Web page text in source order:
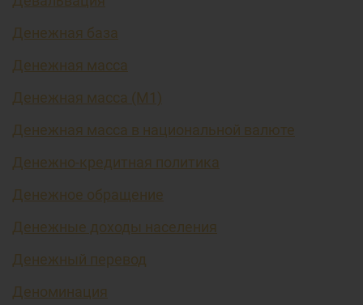
Денежная база
Денежная масса
Денежная масса (М1)
Денежная масса в национальной валюте
Денежно-кредитная политика
Денежное обращение
Денежные доходы населения
Денежный перевод
Деноминация